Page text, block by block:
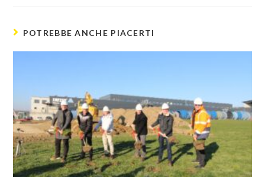
POTREBBE ANCHE PIACERTI